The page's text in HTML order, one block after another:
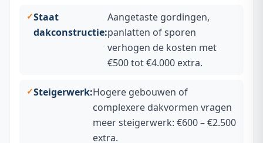
Staat
dakconstructie:
Aangetaste gordingen,
panlatten of sporen
verhogen de kosten met
€500 tot €4.000 extra.
Steigerwerk:Hogere gebouwen of
complexere dakvormen vragen
meer steigerwerk: €600 – €2.500
extra.